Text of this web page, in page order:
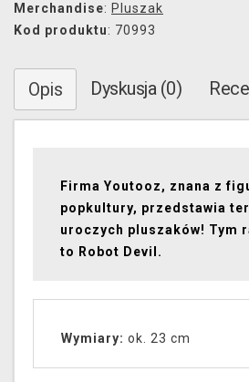
Merchandise: Pluszak
Kod produktu: 70993
Opis Dyskusja (0)
Firma Youtooz, znana z
popkultury, przedstawia
uroczych pluszaków! Tym
to Robot Devil.
Wymiary: ok. 23 cm